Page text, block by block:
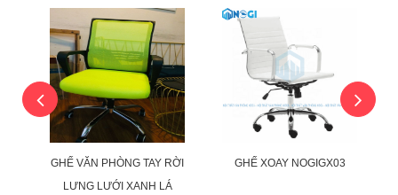
GHẾ VĂN PHÒNG TAY RỜI
LƯNG LƯỚI XANH LÁ
-20%
GHẾ XOAY NOGIGX03